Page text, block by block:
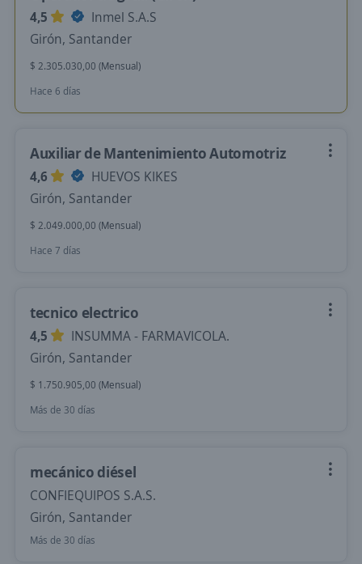
4,5
Inmel S.A.S
Girón, Santander
$ 2.305.030,00 (Mensual)
Hace 6 días
Auxiliar de Mantenimiento Automotriz
4,6
HUEVOS KIKES
Girón, Santander
$ 2.049.000,00 (Mensual)
Hace 7 días
tecnico electrico
4,5
INSUMMA - FARMAVICOLA.
Girón, Santander
$ 1.750.905,00 (Mensual)
Más de 30 días
mecánico diésel
CONFIEQUIPOS S.A.S.
Girón, Santander
Más de 30 días